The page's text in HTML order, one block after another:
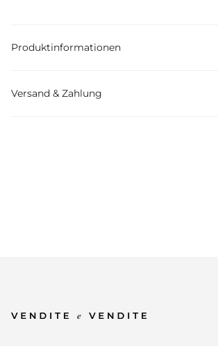
Produktinformationen
Versand & Zahlung